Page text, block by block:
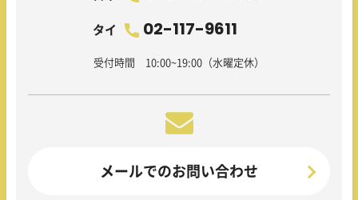
タイ 02-117-9611
受付時間 10:00~19:00（水曜定休）
メールでのお問い合わせ